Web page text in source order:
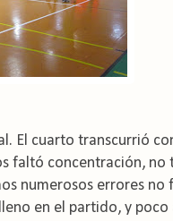
El cuarto transcurrió
faltó concentración, no
numerosos errores no
en el partido, y